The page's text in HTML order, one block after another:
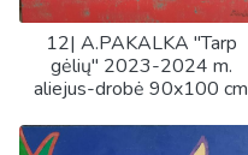
12| A.PAKALKA "Tarp
gėlių" 2023-2024 m.
aliejus-drobė 90x100 cm